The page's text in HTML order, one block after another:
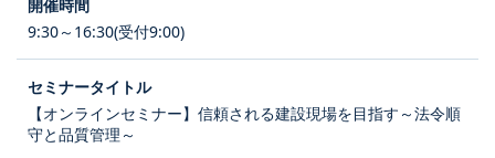
9:30～16:30(受付9:00)
【オンラインセミナー】信頼される建設現場を目指す～法令順
守と品質管理～